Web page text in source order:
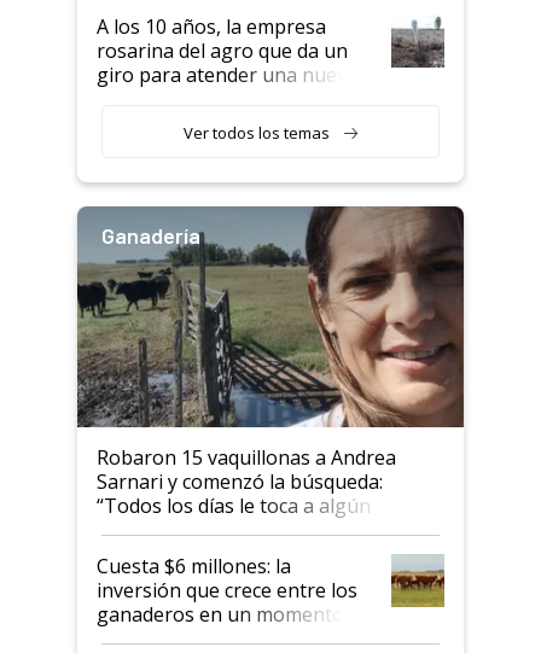
semillero
A los 10 años, la empresa
rosarina del agro que da un
giro para atender una nueva
Ver todos los temas
Ganadería
Robaron 15 vaquillonas a Andrea
Sarnari y comenzó la búsqueda:
“Todos los días le toca a algún
productor”
Cuesta $6 millones: la
inversión que crece entre los
ganaderos en un momento
histórico para la actividad